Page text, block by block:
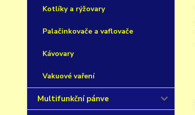
Kotlíky a rýžovary
Palačinkovače a vaflovače
Kávovary
Vakuové vaření
Multifunkční pánve